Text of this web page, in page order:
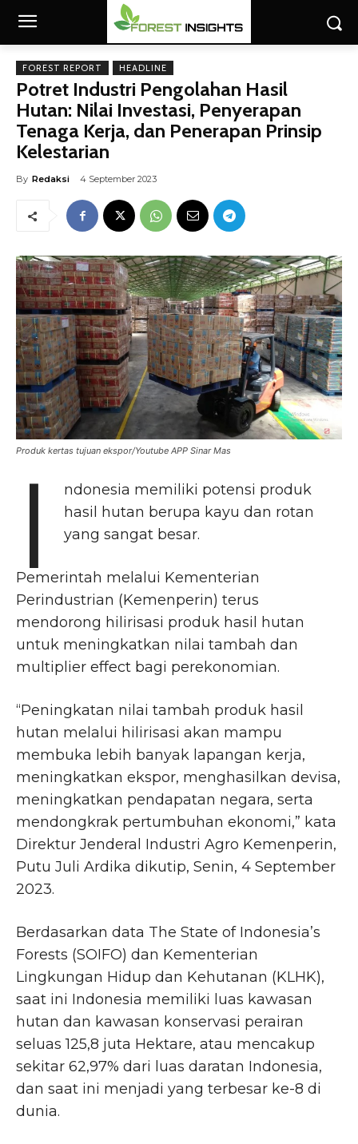
FOREST REPORT HEADLINE
Potret Industri Pengolahan Hasil
Hutan: Nilai Investasi, Penyerapan
Tenaga Kerja, dan Penerapan Prinsip
Kelestarian
By Redaksi 4 September 2023
Produk kertas tujuan ekspor/Youtube APP Sinar Mas
I
ndonesia memiliki potensi produk
hasil hutan berupa kayu dan rotan
yang sangat besar.
Pemerintah melalui Kementerian
Perindustrian (Kemenperin) terus
mendorong hilirisasi produk hasil hutan
untuk meningkatkan nilai tambah dan
multiplier effect bagi perekonomian.
“Peningkatan nilai tambah produk hasil
hutan melalui hilirisasi akan mampu
membuka lebih banyak lapangan kerja,
meningkatkan ekspor, menghasilkan devisa,
meningkatkan pendapatan negara, serta
mendongkrak pertumbuhan ekonomi,” kata
Direktur Jenderal Industri Agro Kemenperin,
Putu Juli Ardika dikutip, Senin, 4 September
2023.
Berdasarkan data The State of Indonesia’s
Forests (SOIFO) dan Kementerian
Lingkungan Hidup dan Kehutanan (KLHK),
saat ini Indonesia memiliki luas kawasan
hutan dan kawasan konservasi perairan
seluas 125,8 juta Hektare, atau mencakup
sekitar 62,97% dari luas daratan Indonesia,
dan saat ini menjadi yang terbesar ke-8 di
dunia.